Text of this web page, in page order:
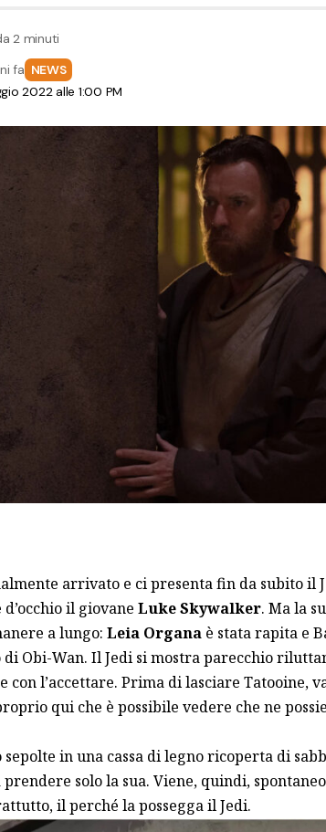
2022 alle 1:00 PM
fa NEWS
2 minuti
arrivato e ci presenta fin da subito il
il giovane Luke Skywalker. Ma la
a lungo: Leia Organaè stata rapita e
di Obi-Wan. Il Jedi si mostra parecchio
con l’accettare. Prima di lasciare Tatooine,
qui che è possibile vedere che ne
in una cassa di legno ricoperta di
solo la sua. Viene, quindi,
il perché la possegga il Jedi.